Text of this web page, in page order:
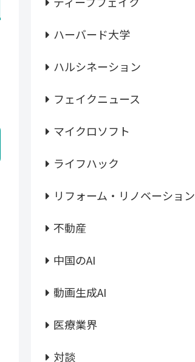
ハーバード大学
ハルシネーション
フェイクニュース
マイクロソフト
ライフハック
リフォーム・リノベーション
不動産
中国のAI
動画生成AI
医療業界
対談